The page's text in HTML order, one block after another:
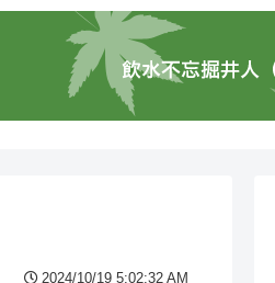
2024/10/19 5:02:32 AM